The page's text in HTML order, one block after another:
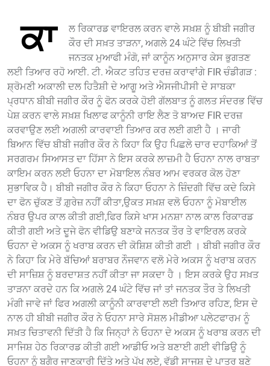
ਕਾ
ਲ ਰਿਕਾਰਡ ਵਾਇਰਲ ਕਰਨ ਵਾਲੇ ਸਖ਼ਸ਼ ਨੂੰ ਬੀਬੀ ਜਗੀਰ
ਕੌਰ ਦੀ ਸਖ਼ਤ ਤਾੜਨਾ, ਅਗਲੇ 24 ਘੰਟੇ ਵਿੱਚ ਲਿਖਤੀ
ਜਨਤਕ ਮੁਆਫੀ ਮੰਗੋ, ਜਾਂ ਕਾਨੂੰਨ ਅਨੁਸਾਰ ਕੇਸ ਭੁਗਤਣ
ਲਈ ਤਿਆਰ ਰਹੋ ਆਈ. ਟੀ. ਐਕਟ ਤਹਿਤ ਦਰਜ਼ ਕਰਾਵਾਂਗੇ FIR ਚੰਡੀਗੜ :
ਸ਼੍ਰੋਮਣੀ ਅਕਾਲੀ ਦਲ ਹਿਤੈਸ਼ੀ ਦੇ ਆਗੂ ਅਤੇ ਐਸਜੀਪੀਸੀ ਦੇ ਸਾਬਕਾ
ਪ੍ਰਧਾਨ ਬੀਬੀ ਜਗੀਰ ਕੌਰ ਨੂੰ ਫੋਨ ਕਰਕੇ ਹੋਈ ਗੱਲਬਾਤ ਨੂੰ ਗਲਤ ਸੰਦਰਭ ਵਿੱਚ
ਪੇਸ਼ ਕਰਨ ਵਾਲੇ ਸਖ਼ਸ਼ ਖਿਲਾਫ ਕਾਨੂੰਨੀ ਰਾਇ ਲੈਣ ਤੋ ਬਾਅਦ FIR ਦਰਜ਼
ਕਰਵਾਉਣ ਲਈ ਅਗਲੀ ਕਾਰਵਾਈ ਤਿਆਰ ਕਰ ਲਈ ਗਈ ਹੈ । ਜਾਰੀ
ਬਿਆਨ ਵਿੱਚ ਬੀਬੀ ਜਗੀਰ ਕੌਰ ਨੇ ਕਿਹਾ ਕਿ ਉਹ ਪਿਛਲੇ ਚਾਰ ਦਹਾਕਿਆਂ ਤੋਂ
ਸਰਗਰਮ ਸਿਆਸਤ ਦਾ ਹਿੱਸਾ ਨੇ ਇਸ ਕਰਕੇ ਲਾਜ਼ਮੀ ਹੈ ਓਹਨਾ ਨਾਲ ਰਾਬਤਾ
ਕਾਇਮ ਕਰਨ ਲਈ ਓਹਨਾ ਦਾ ਮੋਬਾਇਲ ਨੰਬਰ ਆਮ ਵਰਕਰ ਕੋਲ ਹੋਣਾ
ਸੁਭਾਵਿਕ ਹੈ। ਬੀਬੀ ਜਗੀਰ ਕੌਰ ਨੇ ਕਿਹਾ ਓਹਨਾ ਨੇ ਜ਼ਿੰਦਗੀ ਵਿੱਚ ਕਦੇ ਕਿਸੇ
ਦਾ ਫੋਨ ਚੁੱਕਣ ਤੋਂ ਗ਼ੁਰੇਜ਼ ਨਹੀਂ ਕੀਤਾ,ਉਕਤ ਸਖ਼ਸ਼ ਵਲੋ ਓਹਨਾ ਨੂੰ ਮੋਬਾਈਲ
ਨੰਬਰ ਉਪਰ ਕਾਲ ਕੀਤੀ ਗਈ,ਫਿਰ ਕਿਸੇ ਖਾਸ ਮਨਸ਼ਾ ਨਾਲ ਕਾਲ ਰਿਕਾਰਡ
ਕੀਤੀ ਗਈ ਅਤੇ ਦੂਜੇ ਫੋਨ ਵੀਡਿਉ ਬਣਾਕੇ ਜਨਤਕ ਤੌਰ ਤੇ ਵਾਇਰਲ ਕਰਕੇ
ਓਹਨਾ ਦੇ ਅਕਸ ਨੂੰ ਖਰਾਬ ਕਰਨ ਦੀ ਕੋਸ਼ਿਸ਼ ਕੀਤੀ ਗਈ । ਬੀਬੀ ਜਗੀਰ ਕੌਰ
ਨੇ ਕਿਹਾ ਕਿ ਮੇਰੇ ਬੱਚਿਆਂ ਬਰਾਬਰ ਨੌਜਵਾਨ ਵਲੋ ਮੇਰੇ ਅਕਸ ਨੂੰ ਖਰਾਬ ਕਰਨ
ਦੀ ਸਾਜ਼ਿਸ਼ ਨੂੰ ਬਰਦਾਸ਼ਤ ਨਹੀਂ ਕੀਤਾ ਜਾ ਸਕਦਾ ਹੈ । ਇਸ ਕਰਕੇ ਉਹ ਸਖ਼ਤ
ਤਾੜਨਾ ਕਰਦੇ ਹਨ ਕਿ ਅਗਲੇ 24 ਘੰਟੇ ਵਿੱਚ ਜਾਂ ਤਾਂ ਜਨਤਕ ਤੌਰ ਤੇ ਲਿਖਤੀ
ਮੰਗੀ ਜਾਵੇ ਜਾਂ ਫਿਰ ਅਗਲੀ ਕਾਨੂੰਨੀ ਕਾਰਵਾਈ ਲਈ ਤਿਆਰ ਰਹਿਣ, ਇਸ ਦੇ
ਨਾਲ ਹੀ ਬੀਬੀ ਜਗੀਰ ਕੌਰ ਨੇ ਓਹਨਾ ਸਾਰੇ ਸੋਸ਼ਲ ਮੀਡੀਆ ਪਲੇਟਫਾਰਮ ਨੂੰ
ਸਖ਼ਤ ਚਿਤਾਵਨੀ ਦਿੱਤੀ ਹੈ ਕਿ ਜਿਨ੍ਹਾਂ ਨੇ ਓਹਨਾ ਦੇ ਅਕਸ ਨੂੰ ਖਰਾਬ ਕਰਨ ਦੀ
ਸਾਜਿਸ਼ ਹੇਠ ਰਿਕਾਰਡ ਕੀਤੀ ਗਈ ਆਡੀਓ ਅਤੇ ਬਣਾਈ ਗਈ ਵੀਡਿਉ ਨੂੰ
ਓਹਨਾ ਨੂੰ ਬਗੈਰ ਜਾਣਕਾਰੀ ਦਿੱਤੇ ਅਤੇ ਪੱਖ ਲਏ, ਵੱਡੀ ਸਾਜਸ਼ ਦੇ ਪਾਤਰ ਬਣੇ